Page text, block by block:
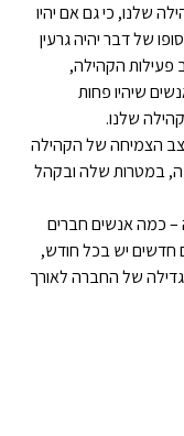
שלנו, כי גם אם יהיו
של דבר יהיה גרעין
פעילות הקהילה,
שיהיו פחות
שלנו.
הצמיחה של הקהילה
במטרות שלה ובקהל
– כמה אנשים חברים
יש בכל חודש,
של החברה לאורך